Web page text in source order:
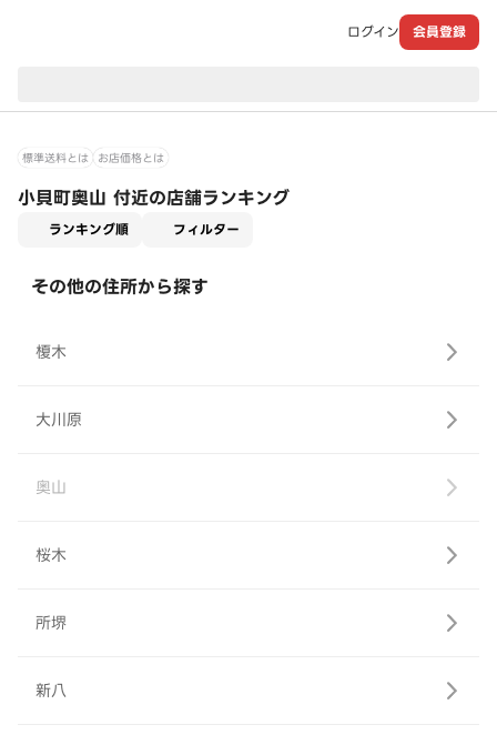
ログイン 会員登録
標準送料とは お店価格とは
小貝町奥山 付近の店舗ランキング
ランキング順 フィルター
その他の住所から探す
榎木
大川原
奥山
桜木
所堺
新八